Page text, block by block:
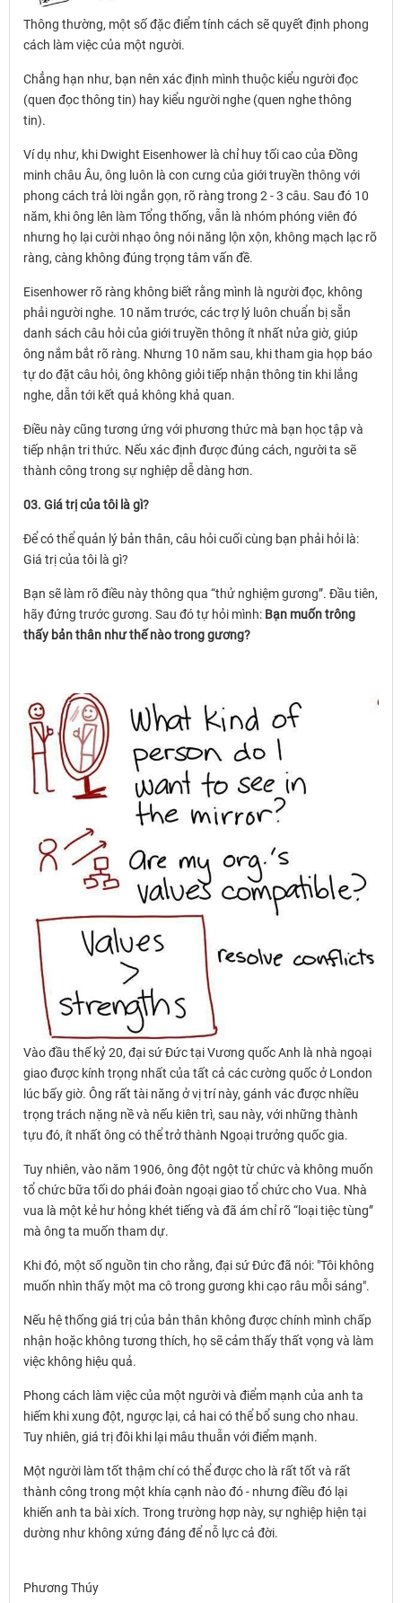
Thông thường, một số đặc điểm tính cách sẽ quyết định phong
cách làm việc của một người.
Chẳng hạn như, bạn nên xác định mình thuộc kiểu người đọc
(quen đọc thông tin) hay kiểu người nghe (quen nghe thông
tin).
Ví dụ như, khi Dwight Eisenhower là chỉ huy tối cao của Đồng
minh châu Âu, ông luôn là con cưng của giới truyền thông với
phong cách trả lời ngắn gọn, rõ ràng trong 2 - 3 câu. Sau đó 10
năm, khi ông lên làm Tổng thống, vẫn là nhóm phóng viên đó
nhưng họ lại cười nhạo ông nói năng lộn xộn, không mạch lạc rõ
ràng, càng không đúng trọng tâm vấn đề.
Eisenhower rõ ràng không biết rằng mình là người đọc, không
phải người nghe. 10 năm trước, các trợ lý luôn chuẩn bị sẵn
danh sách câu hỏi của giới truyền thông ít nhất nửa giờ, giúp
ông nắm bắt rõ ràng. Nhưng 10 năm sau, khi tham gia họp báo
tự do đặt câu hỏi, ông không giỏi tiếp nhận thông tin khi lắng
nghe, dẫn tới kết quả không khả quan.
Điều này cũng tương ứng với phương thức mà bạn học tập và
tiếp nhận tri thức. Nếu xác định được đúng cách, người ta sẽ
thành công trong sự nghiệp dễ dàng hơn.
03. Giá trị của tôi là gì?
Để có thể quản lý bản thân, câu hỏi cuối cùng bạn phải hỏi là:
Giá trị của tôi là gì?
Bạn sẽ làm rõ điều này thông qua “thử nghiệm gương”. Đầu tiên,
hãy đứng trước gương. Sau đó tự hỏi mình: Bạn muốn trông
thấy bản thân như thế nào trong gương?
Vào đầu thế kỷ 20, đại sứ Đức tại Vương quốc Anh là nhà ngoại
giao được kính trọng nhất của tất cả các cường quốc ở London
lúc bấy giờ. Ông rất tài năng ở vị trí này, gánh vác được nhiều
trọng trách nặng nề và nếu kiên trì, sau này, với những thành
tựu đó, ít nhất ông có thể trở thành Ngoại trưởng quốc gia.
Tuy nhiên, vào năm 1906, ông đột ngột từ chức và không muốn
tổ chức bữa tối do phái đoàn ngoại giao tổ chức cho Vua. Nhà
vua là một kẻ hư hỏng khét tiếng và đã ám chỉ rõ “loại tiệc tùng”
mà ông ta muốn tham dự.
Khi đó, một số nguồn tin cho rằng, đại sứ Đức đã nói: "Tôi không
muốn nhìn thấy một ma cô trong gương khi cạo râu mỗi sáng".
Nếu hệ thống giá trị của bản thân không được chính mình chấp
nhận hoặc không tương thích, họ sẽ cảm thấy thất vọng và làm
việc không hiệu quả.
Phong cách làm việc của một người và điểm mạnh của anh ta
hiếm khi xung đột, ngược lại, cả hai có thể bổ sung cho nhau.
Tuy nhiên, giá trị đôi khi lại mâu thuẫn với điểm mạnh.
Một người làm tốt thậm chí có thể được cho là rất tốt và rất
thành công trong một khía cạnh nào đó - nhưng điều đó lại
khiến anh ta bài xích. Trong trường hợp này, sự nghiệp hiện tại
dường như không xứng đáng để nỗ lực cả đời.
Phương Thúy